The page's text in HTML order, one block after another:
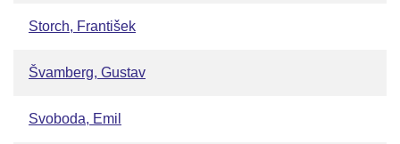
Storch, František
Švamberg, Gustav
Svoboda, Emil